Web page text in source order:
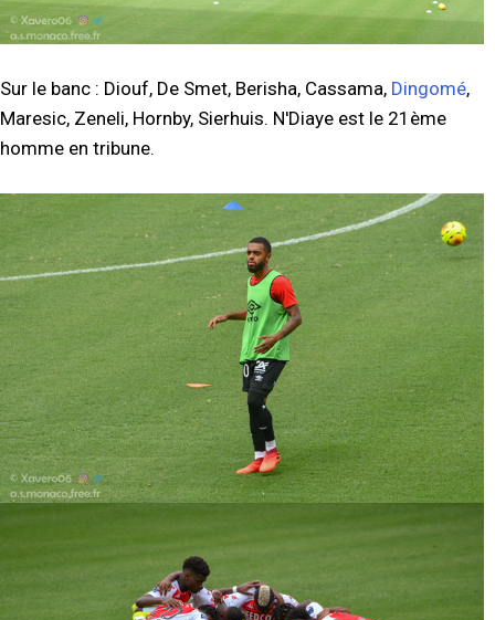
Sur le banc : Diouf, De Smet, Berisha, Cassama, Dingomé,
Maresic, Zeneli, Hornby, Sierhuis. N'Diaye est le 21ème
homme en tribune.